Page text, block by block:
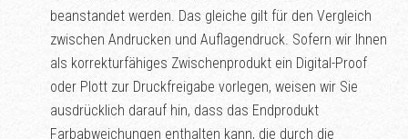
beanstandet werden. Das gleiche gilt für den Vergleich
zwischen Andrucken und Auflagendruck. Sofern wir Ihnen
als korrekturfähiges Zwischenprodukt ein Digital-Proof
oder Plott zur Druckfreigabe vorlegen, weisen wir Sie
ausdrücklich darauf hin, dass das Endprodukt
Farbabweichungen enthalten kann, die durch die